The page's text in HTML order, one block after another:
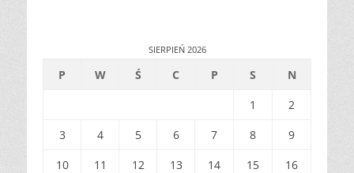
SIERPIEŃ 2026
P W Ś C P S
N
1
2
3
4 5 6 7 8
9
10
11 12 13 14 15
16